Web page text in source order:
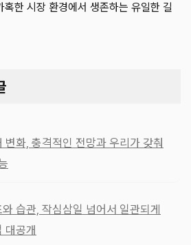
한 시장 환경에서 생존하는 유일한 길
변화, 충격적인 전망과 우리가 갖춰
습관, 작심삼일 넘어서 일관되게
대공개